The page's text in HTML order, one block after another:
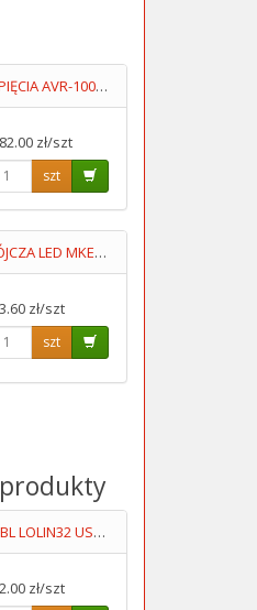
STABILIZATOR NAPIĘCIA AVR-1000 PRO 1000VA/600W
zł/szt
szt
LAMPA OWADOBÓJCZA LED MKE001 MOC 1.2W OBSZAR 30m2
zł/szt
szt
MODUŁ ESP WIFI+BL LOLIN32 USB-C
zł/szt